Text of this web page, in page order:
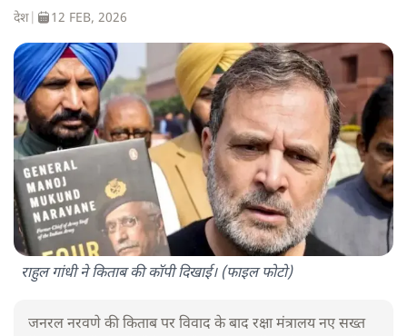
देश 12 FEB, 2026
राहुल गांधी ने किताब की कॉपी दिखाई। (फाइल फोटो)
जनरल नरवणे की किताब पर विवाद के बाद रक्षा मंत्रालय नए सख्त